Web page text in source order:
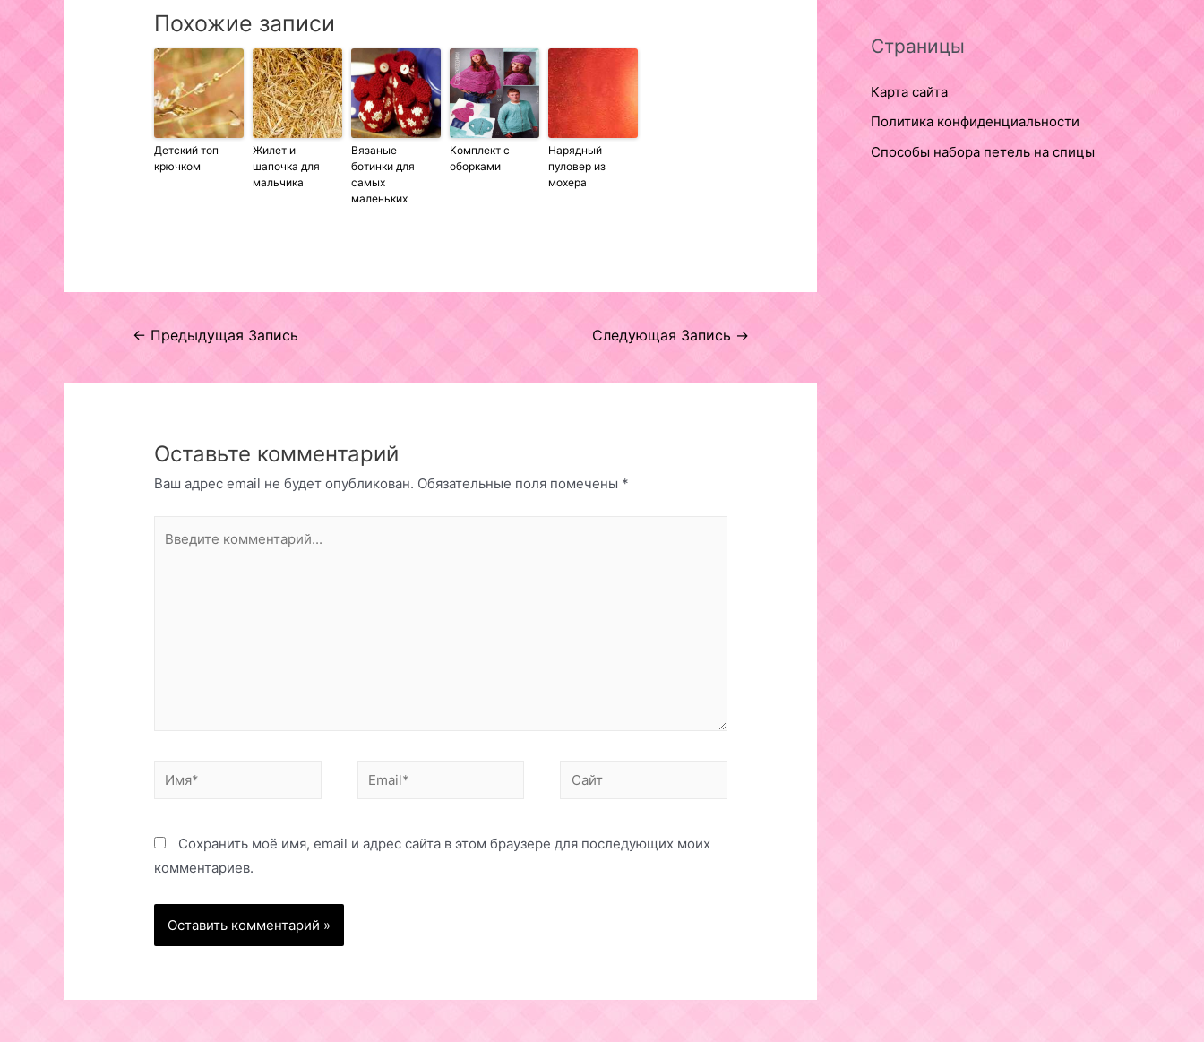
Похожие записи
Детский топ
крючком
Жилет и
шапочка для
мальчика
Вязаные
ботинки для
самых
маленьких
Комплект с
оборками
Нарядный
пуловер из
мохера
Навигация
← Предыдущая Запись Следующая Запись →
Оставьте комментарий
Ваш адрес email не будет опубликован. Обязательные поля помечены *
комментарий...
Имя* Email* Сайт
Сохранить моё имя, email и адрес сайта в этом браузере для последующих моих
комментариев.
Страницы
Карта сайта
Политика конфиденциальности
Способы набора петель на спицы